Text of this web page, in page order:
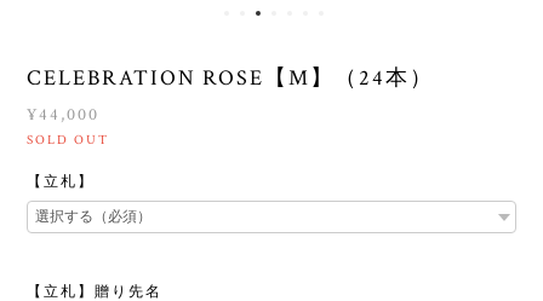
CELEBRATION ROSE【M】（24本）
¥44,000
SOLD OUT
【立札】
【立札】贈り先名